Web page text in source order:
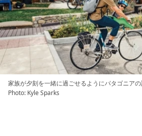
家族が夕刻を一緒に過ごせるようにパタゴニアの
Photo: Kyle Sparks